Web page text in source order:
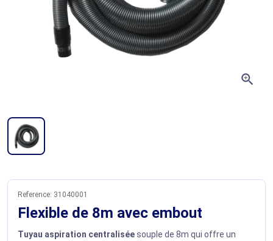
zoom_in
Reference: 31040001
Flexible de 8m avec embout
Tuyau aspiration centraliséesouple de 8m qui offre un